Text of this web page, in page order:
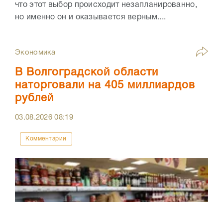
что этот выбор происходит незапланированно,
но именно он и оказывается верным....
Экономика
В Волгоградской области
наторговали на 405 миллиардов
рублей
03.08.202608:19
Комментарии